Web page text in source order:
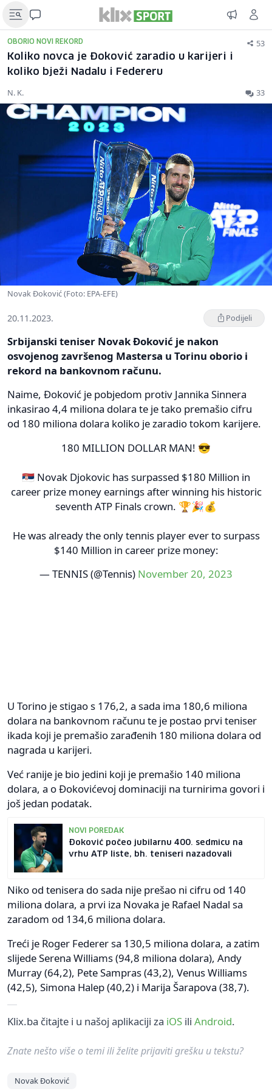
OBORIO NOVI REKORD 53
Koliko novca je Đoković zaradio u karijeri i
koliko bježi Nadalu i Federeru
N. K. 33
Novak Đoković (Foto: EPA-EFE)
20.11.2023. Podijeli
Srbijanski teniser Novak Đoković je nakon
osvojenog završenog Mastersa u Torinu oborio i
rekord na bankovnom računu.
Naime, Đoković je pobjedom protiv Jannika Sinnera
inkasirao 4,4 miliona dolara te je tako premašio cifru
od 180 miliona dolara koliko je zaradio tokom karijere.
180 MILLION DOLLAR MAN! 😎
🇷🇸 Novak Djokovic has surpassed $180 Million in
career prize money earnings after winning his historic
seventh ATP Finals crown. 🏆🎉💰
He was already the only tennis player ever to surpass
$140 Million in career prize money:
— TENNIS (@Tennis) November 20, 2023
U Torino je stigao s 176,2, a sada ima 180,6 miliona
dolara na bankovnom računu te je postao prvi teniser
ikada koji je premašio zarađenih 180 miliona dolara od
nagrada u karijeri.
Već ranije je bio jedini koji je premašio 140 miliona
dolara, a o Đokovićevoj dominaciji na turnirima govori i
još jedan podatak.
NOVI POREDAK
Đoković počeo jubilarnu 400. sedmicu na
vrhu ATP liste, bh. teniseri nazadovali
Niko od tenisera do sada nije prešao ni cifru od 140
miliona dolara, a prvi iza Novaka je Rafael Nadal sa
zaradom od 134,6 miliona dolara.
Treći je Roger Federer sa 130,5 miliona dolara, a zatim
slijede Serena Williams (94,8 miliona dolara), Andy
Murray (64,2), Pete Sampras (43,2), Venus Williams
(42,5), Simona Halep (40,2) i Marija Šarapova (38,7).
Klix.ba čitajte i u našoj aplikaciji za iOS ili Android.
Znate nešto više o temi ili želite prijaviti grešku u tekstu?
Novak Đoković